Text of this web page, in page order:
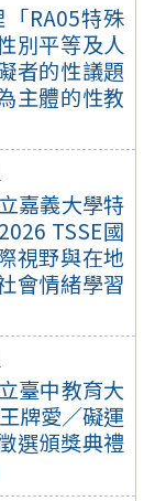
RA05特殊
別平等及人
者的性議題
主體的性教
嘉義大學特
TSSE國
視野與在地
會情緒學習
臺中教育大
牌愛／礙運
選頒獎典禮